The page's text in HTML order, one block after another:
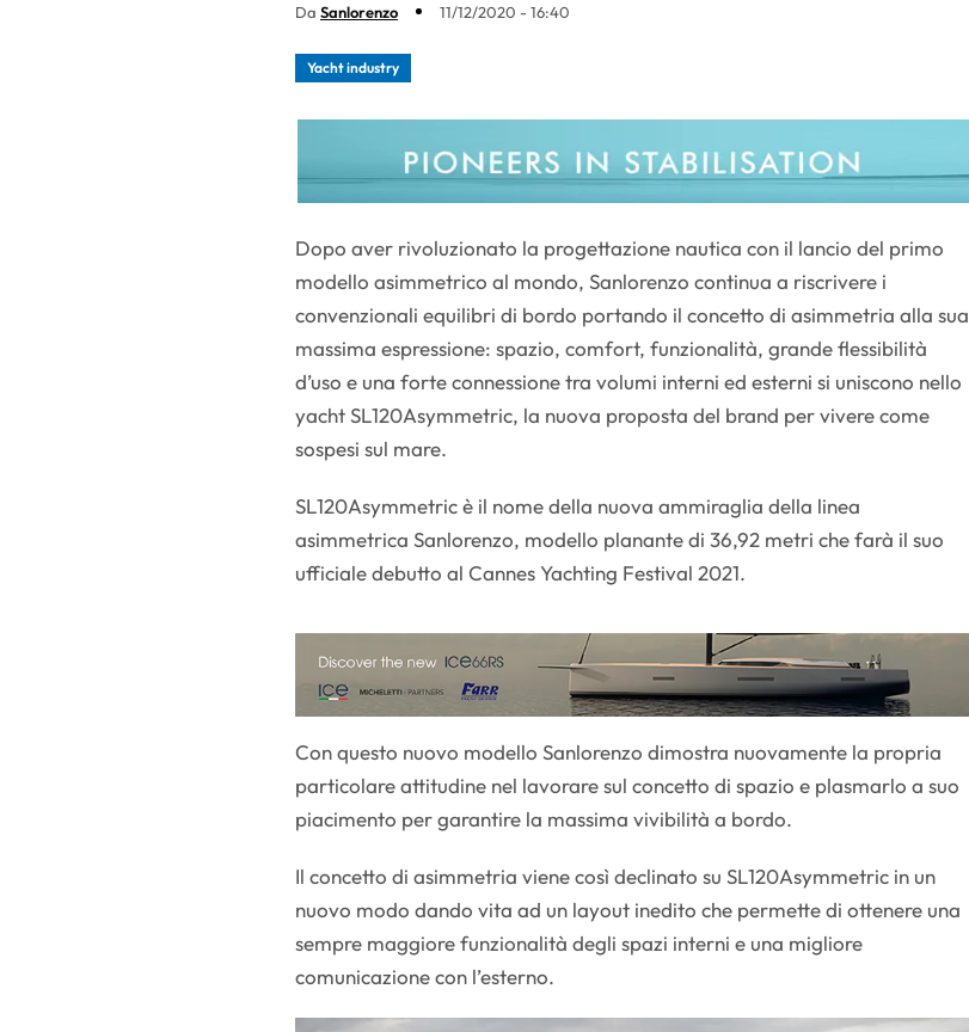
Da Sanlorenzo 11/12/2020 - 16:40
Yacht industry
Dopo aver rivoluzionato la progettazione nautica con il lancio del primo
modello asimmetrico al mondo, Sanlorenzo continua a riscrivere i
convenzionali equilibri di bordo portando il concetto di asimmetria alla sua
massima espressione: spazio, comfort, funzionalità, grande flessibilità
d’uso e una forte connessione tra volumi interni ed esterni si uniscono nello
yacht SL120Asymmetric, la nuova proposta del brand per vivere come
sospesi sul mare.
SL120Asymmetric è il nome della nuova ammiraglia della linea
asimmetrica Sanlorenzo, modello planante di 36,92 metri che farà il suo
ufficiale debutto al Cannes Yachting Festival 2021.
Con questo nuovo modello Sanlorenzo dimostra nuovamente la propria
particolare attitudine nel lavorare sul concetto di spazio e plasmarlo a suo
piacimento per garantire la massima vivibilità a bordo.
Il concetto di asimmetria viene così declinato su SL120Asymmetric in un
nuovo modo dando vita ad un layout inedito che permette di ottenere una
sempre maggiore funzionalità degli spazi interni e una migliore
comunicazione con l’esterno.